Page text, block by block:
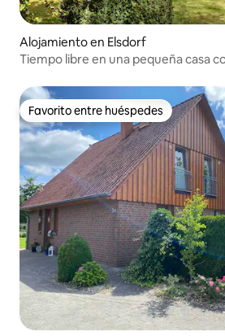
Alojamiento en Elsdorf
Tiempo libre en una pequeña casa
Favorito entre huéspedes
Favorito entre huéspedes